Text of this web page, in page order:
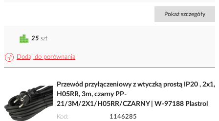
Pokaż szczegóły
Dodaj do porównania
25 szt
Przewód przyłączeniowy z wtyczką prostą IP20 , 2x1,
H05RR, 3m, czarny PP-
21/3M/2X1/H05RR/CZARNY | W-97188 Plastrol
Kod
1146285